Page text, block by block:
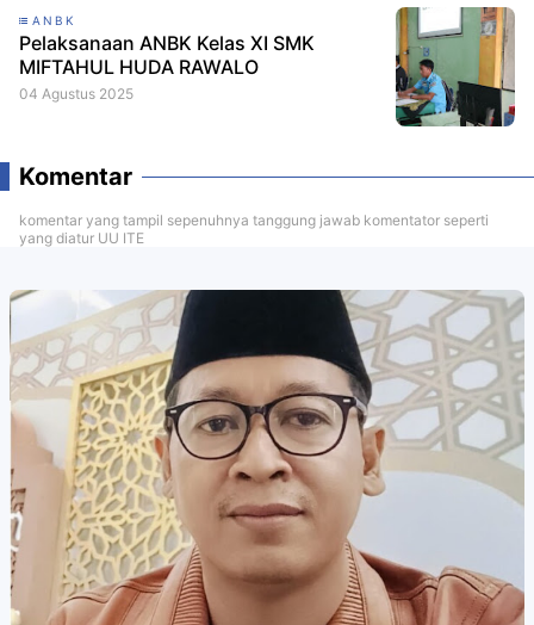
ANBK
Pelaksanaan ANBK Kelas XI SMK
MIFTAHUL HUDA RAWALO
04 Agustus 2025
Komentar
komentar yang tampil sepenuhnya tanggung jawab komentator seperti
yang diatur UU ITE